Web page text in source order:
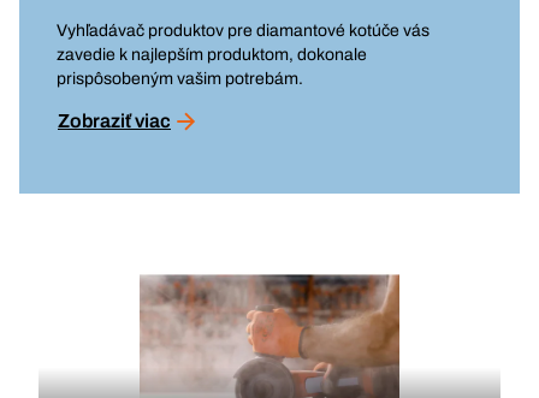
Vyhľadávač produktov pre diamantové kotúče vás
zavedie k najlepším produktom, dokonale
prispôsobeným vašim potrebám.
Zobraziť viac